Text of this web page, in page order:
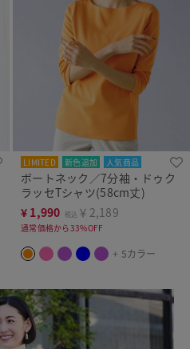
LIMITED 新色追加 人気商品
ボートネック／7分袖・ドゥク
ラッセTシャツ(58cm丈)
¥ 1,990 税込 ￥2,189
通常価格から33%OFF
+ 5カラー